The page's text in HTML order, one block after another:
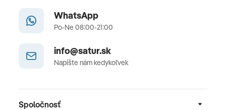
WhatsApp
Po-Ne 08:00-21:00
info@satur.sk
Napíšte nám kedykoľvek
Spoločnosť